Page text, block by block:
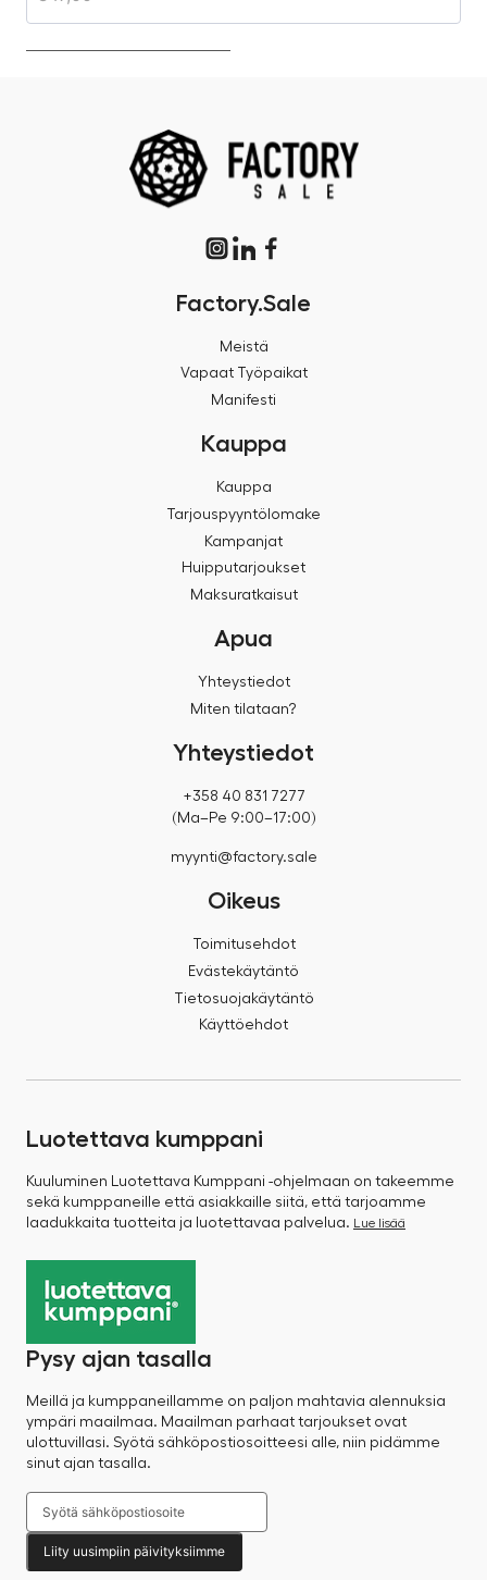
Factory.Sale
Meistä
Vapaat Työpaikat
Manifesti
Kauppa
Kauppa
Tarjouspyyntölomake
Kampanjat
Huipputarjoukset
Maksuratkaisut
Apua
Yhteystiedot
Miten tilataan?
Yhteystiedot
+358 40 831 7277
(Ma–Pe 9:00–17:00)
myynti@factory.sale
Oikeus
Toimitusehdot
Evästekäytäntö
Tietosuojakäytäntö
Käyttöehdot
Luotettava kumppani
Kuuluminen Luotettava Kumppani -ohjelmaan on takeemme
sekä kumppaneille että asiakkaille siitä, että tarjoamme
laadukkaita tuotteita ja luotettavaa palvelua. Lue lisää
Pysy ajan tasalla
Meillä ja kumppaneillamme on paljon mahtavia alennuksia
ympäri maailmaa. Maailman parhaat tarjoukset ovat
ulottuvillasi. Syötä sähköpostiosoitteesi alle, niin pidämme
sinut ajan tasalla.
Liity uusimpiin päivityksiimme